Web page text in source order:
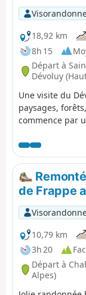
18,92 km
8h 15
Départ à
Dévoluy
Une visite du
paysages,
commence par
si ce n'est la
de Frappe
10,79 km
3h 20
Départ à
Alpes)